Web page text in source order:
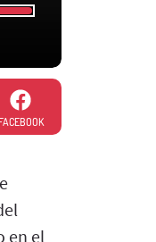
en el